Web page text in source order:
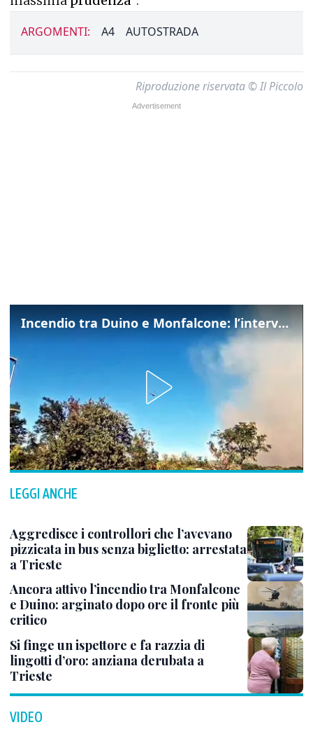
ARGOMENTI: A4 AUTOSTRADA
Riproduzione riservata © Il Piccolo
Incendio tra Duino e Monfalcone: l’intervento dei vigili del fuoco
LEGGI ANCHE
Aggredisce i controllori che l’avevano
pizzicata in bus senza biglietto: arrestata
a Trieste
Ancora attivo l’incendio tra Monfalcone
e Duino: arginato dopo ore il fronte più
critico
Si finge un ispettore e fa razzia di
lingotti d’oro: anziana derubata a
Trieste
VIDEO